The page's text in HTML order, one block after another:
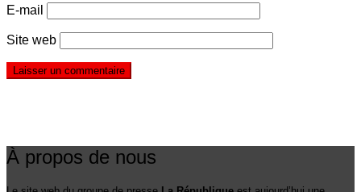
E-mail
Site web
À propos de nous